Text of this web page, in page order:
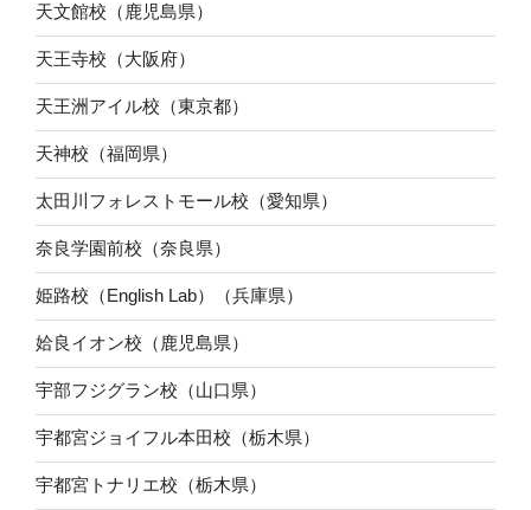
天文館校（鹿児島県）
天王寺校（大阪府）
天王洲アイル校（東京都）
天神校（福岡県）
太田川フォレストモール校（愛知県）
奈良学園前校（奈良県）
姫路校（English Lab）（兵庫県）
姶良イオン校（鹿児島県）
宇部フジグラン校（山口県）
宇都宮ジョイフル本田校（栃木県）
宇都宮トナリエ校（栃木県）